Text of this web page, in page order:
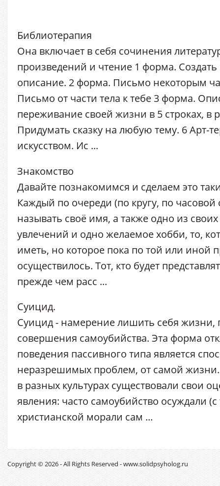
Библиотерапия
Она включает в себя сочинения
произведений и чтение 1 форма.
описание. 2 форма. Письмо некоторым
Письмо от части тела к тебе 3 форма.
переживание своей жизни в 5 строках, в
Придумать сказку на любую тему. 6 Арт-
искусством. Ис ...
Знакомство
Давайте познакомимся и сделаем это
Каждый по очереди (по кругу, по часовой
называть своё имя, а также одно из
увлечений и одно желаемое хобби, то,
иметь, но которое пока по той или иной
осуществилось. Тот, кто будет
прежде чем расс ...
Суицид.
Суицид - намерение лишить себя
совершения самоубийства. Эта форма
поведения пассивного типа является
неразрешимых проблем, от самой
в разных культурах существовали свои
явления: часто самоубийство осуждали
христианской морали сам ...
Copyright © 2026 - All Rights Reserved - www.solidpsyholog.ru